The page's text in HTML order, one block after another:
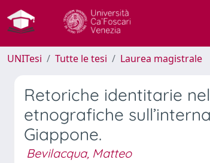
UNITesi Tutte le tesi Laurea magistrale
Retoriche identitarie
etnografiche
Giappone.
Bevilacqua, Matteo